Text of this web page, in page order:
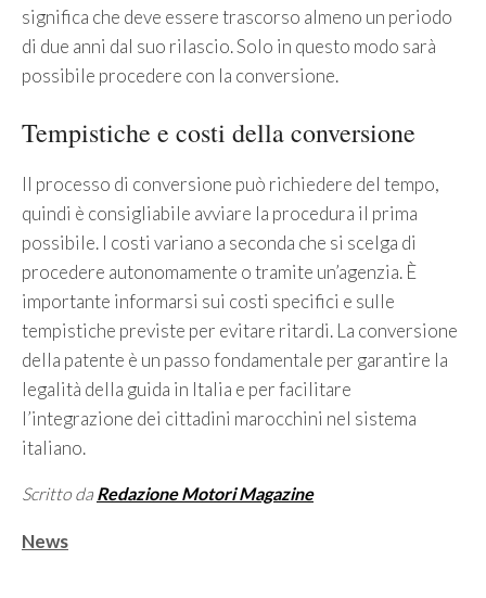
significa che deve essere trascorso almeno un periodo
di due anni dal suo rilascio. Solo in questo modo sarà
possibile procedere con la conversione.
Tempistiche e costi della conversione
Il processo di conversione può richiedere del tempo,
quindi è consigliabile avviare la procedura il prima
possibile. I costi variano a seconda che si scelga di
procedere autonomamente o tramite un’agenzia. È
importante informarsi sui costi specifici e sulle
tempistiche previste per evitare ritardi. La conversione
della patente è un passo fondamentale per garantire la
legalità della guida in Italia e per facilitare
l’integrazione dei cittadini marocchini nel sistema
italiano.
Scritto da Redazione Motori Magazine
Categorie
News